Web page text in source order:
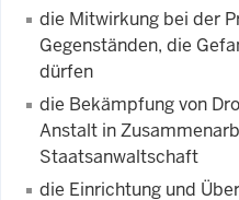
die Mitwirkung bei der
Gegenständen, die
dürfen
die Bekämpfung von
Anstalt in
Staatsanwaltschaft
die Einrichtung und